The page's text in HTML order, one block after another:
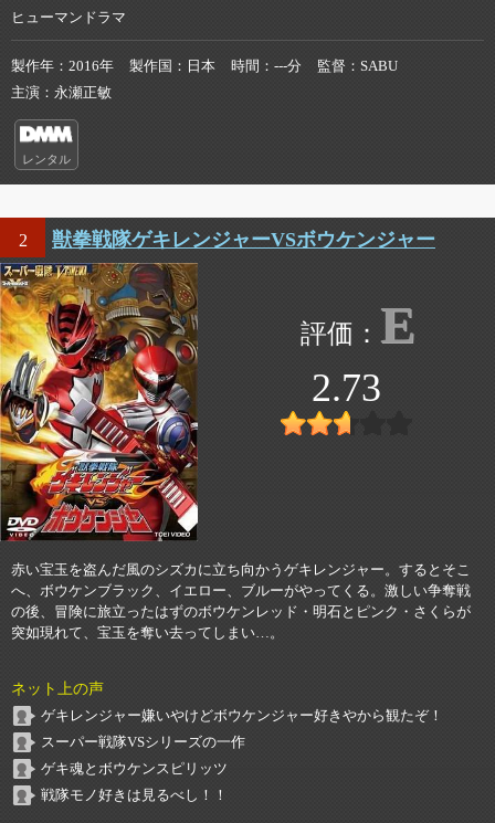
ヒューマンドラマ
製作年 2016年 製作国 日本 時間 ---分 監督
SABU
主演
永瀬正敏
レンタル
2 獣拳戦隊ゲキレンジャーVSボウケンジャー
E
2.73
赤い宝玉を盗んだ風のシズカに立ち向かうゲキレンジャー。するとそこ
へ、ボウケンブラック、イエロー、ブルーがやってくる。激しい争奪戦
の後、冒険に旅立ったはずのボウケンレッド・明石とピンク・さくらが
突如現れて、宝玉を奪い去ってしまい…。
ネット上の声
ゲキレンジャー嫌いやけどボウケンジャー好きやから観たぞ！
スーパー戦隊VSシリーズの一作
ゲキ魂とボウケンスピリッツ
戦隊モノ好きは見るべし！！